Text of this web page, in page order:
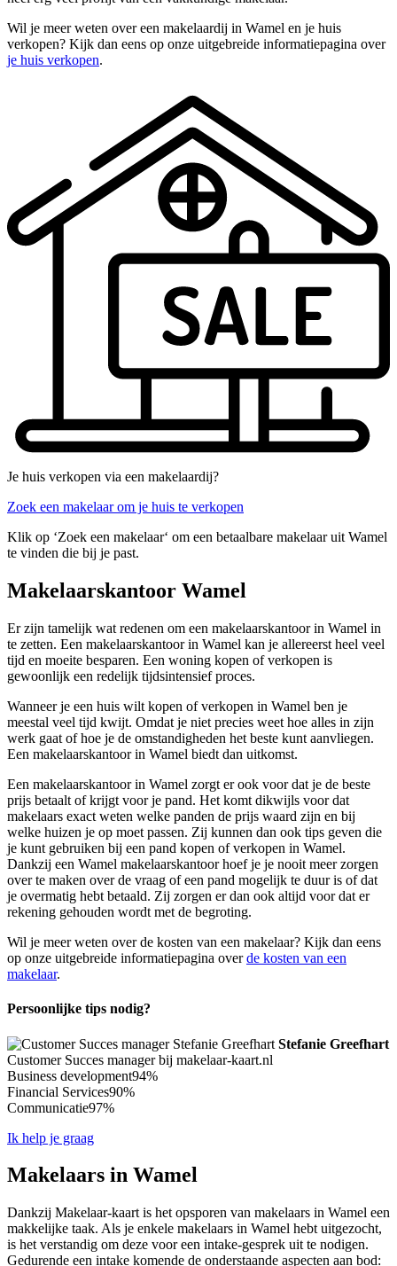
Wil je meer weten over een makelaardij in Wamel en je huis
verkopen? Kijk dan eens op onze uitgebreide informatiepagina over
je huis verkopen.
Je huis verkopen via een makelaardij?
Zoek een makelaar om je huis te verkopen
Klik op ‘Zoek een makelaar‘ om een betaalbare makelaar uit Wamel
te vinden die bij je past.
Makelaarskantoor Wamel
Er zijn tamelijk wat redenen om een makelaarskantoor in Wamel in
te zetten. Een makelaarskantoor in Wamel kan je allereerst heel veel
tijd en moeite besparen. Een woning kopen of verkopen is
gewoonlijk een redelijk tijdsintensief proces.
Wanneer je een huis wilt kopen of verkopen in Wamel ben je
meestal veel tijd kwijt. Omdat je niet precies weet hoe alles in zijn
werk gaat of hoe je de omstandigheden het beste kunt aanvliegen.
Een makelaarskantoor in Wamel biedt dan uitkomst.
Een makelaarskantoor in Wamel zorgt er ook voor dat je de beste
prijs betaalt of krijgt voor je pand. Het komt dikwijls voor dat
makelaars exact weten welke panden de prijs waard zijn en bij
welke huizen je op moet passen. Zij kunnen dan ook tips geven die
je kunt gebruiken bij een pand kopen of verkopen in Wamel.
Dankzij een Wamel makelaarskantoor hoef je je nooit meer zorgen
over te maken over de vraag of een pand mogelijk te duur is of dat
je overmatig hebt betaald. Zij zorgen er dan ook altijd voor dat er
rekening gehouden wordt met de begroting.
Wil je meer weten over de kosten van een makelaar? Kijk dan eens
op onze uitgebreide informatiepagina overde kosten van een
makelaar.
Persoonlijke tips nodig?
Stefanie Greefhart
Customer Succes manager bij makelaar-kaart.nl
Business development94%
Financial Services90%
Communicatie97%
Ik help je graag
Makelaars in Wamel
Dankzij Makelaar-kaart is het opsporen van makelaars in Wamel een
makkelijke taak. Als je enkele makelaars in Wamel hebt uitgezocht,
is het verstandig om deze voor een intake-gesprek uit te nodigen.
Gedurende een intake komende de onderstaande aspecten aan bod: